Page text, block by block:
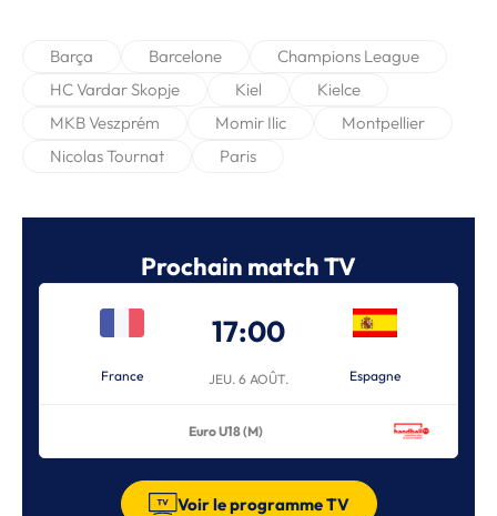
Barça Barcelone
Champions League
HC Vardar Skopje
Kiel
Kielce
MKB Veszprém
Momir Ilic
Montpellier
Nicolas Tournat
Paris
Prochain match TV
France
17:00
JEU. 6 AOÛT. Espagne
Euro U18 (M)
Voir le programme TV